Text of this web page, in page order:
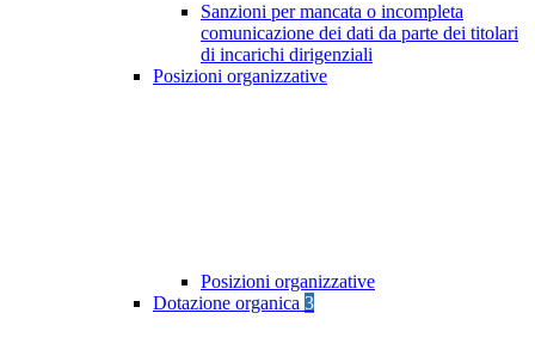
Sanzioni per mancata o incompleta
comunicazione dei dati da parte dei titolari
di incarichi dirigenziali
Posizioni organizzative
Posizioni organizzative
Dotazione organica 3